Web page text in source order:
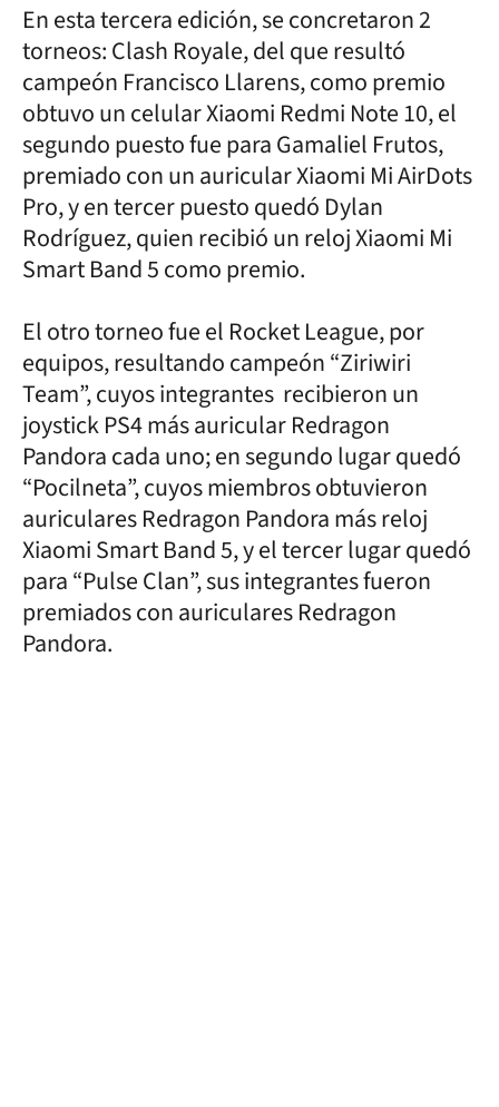
En esta tercera edición, se concretaron 2
torneos: Clash Royale, del que resultó
campeón Francisco Llarens, como premio
obtuvo un celular Xiaomi Redmi Note 10, el
segundo puesto fue para Gamaliel Frutos,
premiado con un auricular Xiaomi Mi AirDots
Pro, y en tercer puesto quedó Dylan
Rodríguez, quien recibió un reloj Xiaomi Mi
Smart Band 5 como premio.
El otro torneo fue el Rocket League, por
equipos, resultando campeón “Ziriwiri
Team”, cuyos integrantes recibieron un
joystick PS4 más auricular Redragon
Pandora cada uno; en segundo lugar quedó
“Pocilneta”, cuyos miembros obtuvieron
auriculares Redragon Pandora más reloj
Xiaomi Smart Band 5, y el tercer lugar quedó
para “Pulse Clan”, sus integrantes fueron
premiados con auriculares Redragon
Pandora.